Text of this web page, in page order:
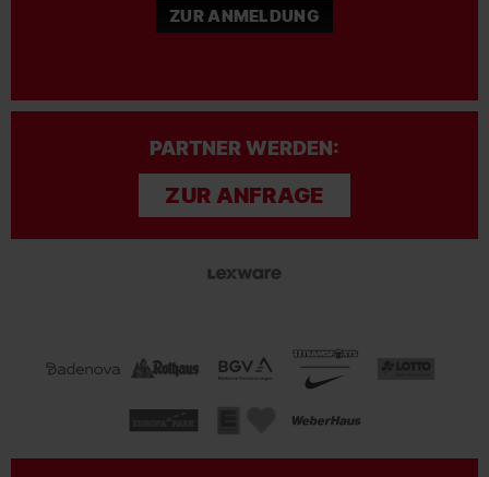
ZUR ANMELDUNG
PARTNER WERDEN:
ZUR ANFRAGE